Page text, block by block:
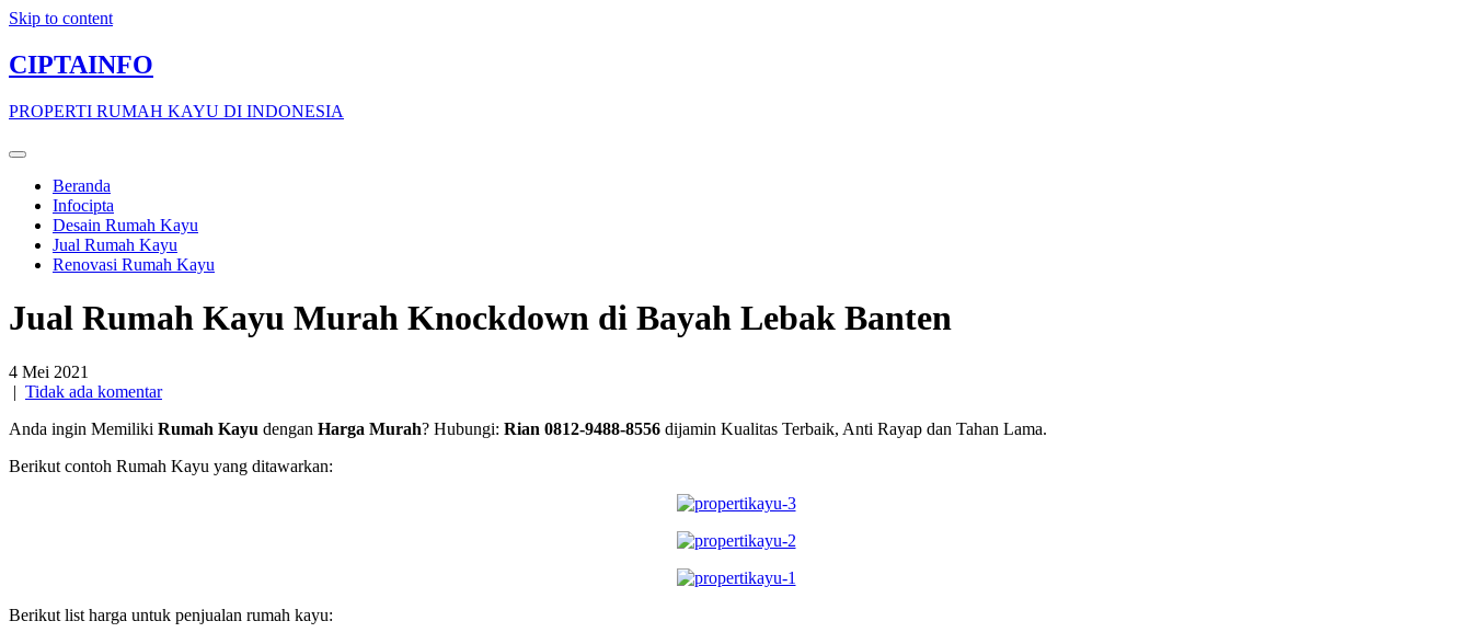
Skip to content
CIPTAINFO
PROPERTI RUMAH KAYU DI INDONESIA
Beranda
Infocipta
Desain Rumah Kayu
Jual Rumah Kayu
Renovasi Rumah Kayu
Jual Rumah Kayu Murah Knockdown di Bayah Lebak Banten
4 Mei 2021
| Tidak ada komentar
Anda ingin Memiliki Rumah Kayu dengan Harga Murah? Hubungi: Rian 0812-9488-8556 dijamin Kualitas Terbaik, Anti Rayap dan Tahan Lama.
Berikut contoh Rumah Kayu yang ditawarkan:
Berikut list harga untuk penjualan rumah kayu: